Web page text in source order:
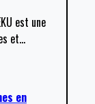
est une
et…
en